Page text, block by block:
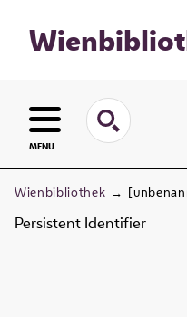
MENU
Wienbibliothek →
Persistent Identifier